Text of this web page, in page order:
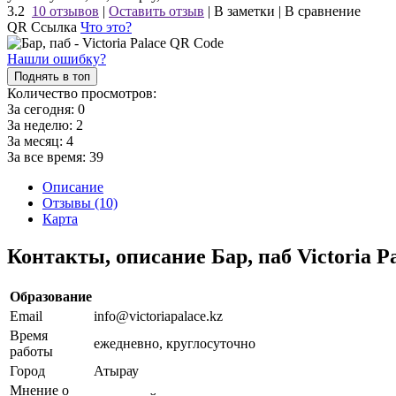
3.2 10 отзывов | Оставить отзыв | В заметки | В сравнение
QR Ссылка Что это?
Нашли ошибку?
Поднять в топ
Количество просмотров:
За сегодня: 0
За неделю: 2
За месяц: 4
За все время: 39
Описание
Отзывы (10)
Карта
Контакты, описание Бар, паб Victoria
Образование
Email
info@victoriapalace.kz
Время
работы
ежедневно, круглосуточно
Город
Атырау
Мнение о